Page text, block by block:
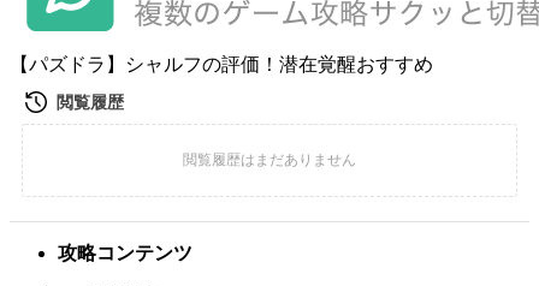
【パズドラ】シャルフの評価！潜在覚醒おすすめ
攻略コンテンツ